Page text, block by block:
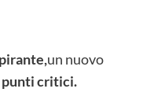
un nuovo
punti critici.